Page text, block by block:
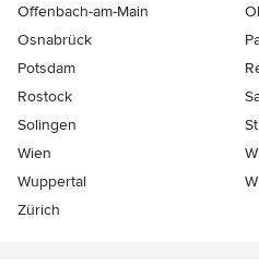
Offenbach-am-Main
Osnabrück
Potsdam
Rostock
Solingen
Wien
Wuppertal
Zürich